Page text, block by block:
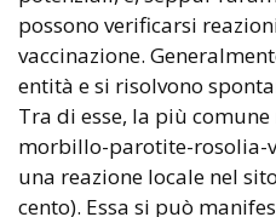
possono verificarsi
vaccinazione.
entità e si risolvono
Tra di esse, la più
morbillo-parotite-rosolia-
una reazione locale nel
cento). Essa si può